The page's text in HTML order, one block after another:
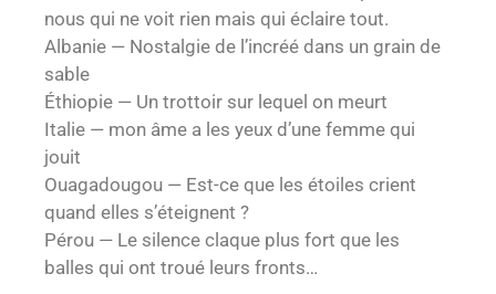
nous qui ne voit rien mais qui éclaire tout.
Albanie — Nostalgie de l’incréé dans un grain de
sable
Éthiopie — Un trottoir sur lequel on meurt
Italie — mon âme a les yeux d’une femme qui
jouit
Ouagadougou — Est-ce que les étoiles crient
quand elles s’éteignent ?
Pérou — Le silence claque plus fort que les
balles qui ont troué leurs fronts…